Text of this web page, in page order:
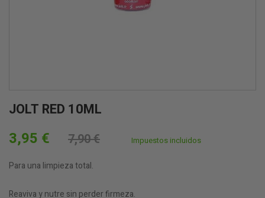
JOLT RED 10ML
3,95 € 7,90 € Impuestos incluidos
Para una limpieza total.
Reaviva y nutre sin perder firmeza.